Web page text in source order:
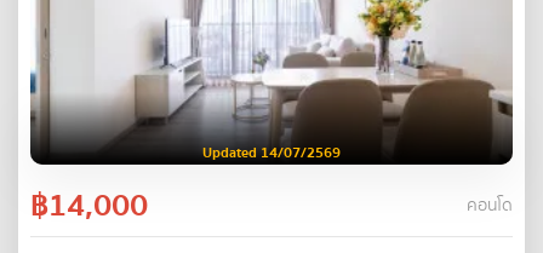
Updated 14/07/2569
฿14,000 คอนโด